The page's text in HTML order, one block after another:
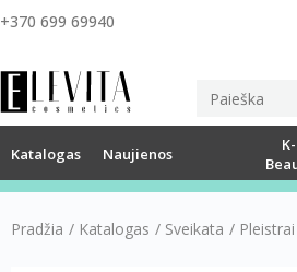
+370 699 69940
Katalogas Naujienos
K-
Pradžia / Katalogas / Sveikata / Pleistrai